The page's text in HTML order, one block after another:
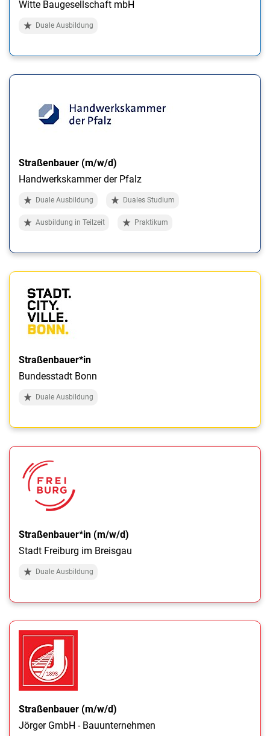
Witte Baugesellschaft mbH
Duale Ausbildung
Straßenbauer (m/w/d)
Handwerkskammer der Pfalz
Duale Ausbildung Duales Studium
Ausbildung in Teilzeit Praktikum
Straßenbauer*in
Bundesstadt Bonn
Duale Ausbildung
Straßenbauer*in (m/w/d)
Stadt Freiburg im Breisgau
Duale Ausbildung
Straßenbauer (m/w/d)
Jörger GmbH - Bauunternehmen